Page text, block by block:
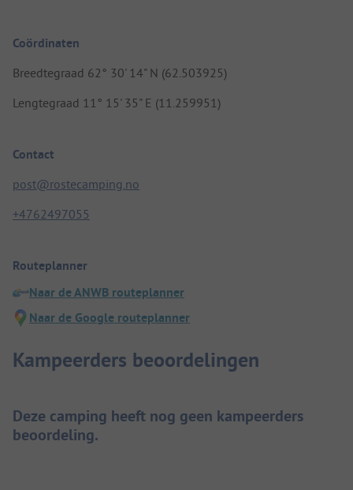
Coördinaten
Breedtegraad 62° 30' 14" N (62.503925)
Lengtegraad 11° 15' 35" E (11.259951)
Contact
post@rostecamping.no
+4762497055
Routeplanner
Naar de ANWB routeplanner
Naar de Google routeplanner
Kampeerders beoordelingen
Deze camping heeft nog geen kampeerders
beoordeling.